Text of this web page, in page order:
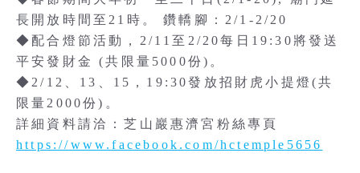
長開放時間至21時。 鑽轎腳：2/1-2/20
◆配合燈節活動，2/11至2/20每日19:30將發送
平安發財金 (共限量5000份)。
◆2/12、13、15，19:30發放招財虎小提燈(共
限量2000份)。
詳細資料請洽：芝山巖惠濟宮粉絲專頁
https://www.facebook.com/hctemple5656